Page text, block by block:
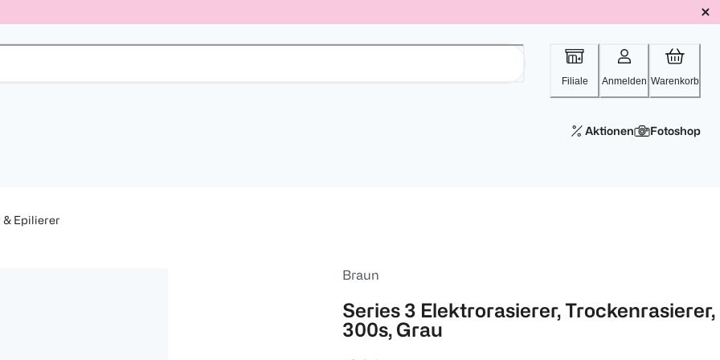
Filiale Anmelden Warenkorb
Aktionen Fotoshop
& Epilierer
Braun
Series 3 Elektrorasierer, Trockenrasierer,
300s, Grau